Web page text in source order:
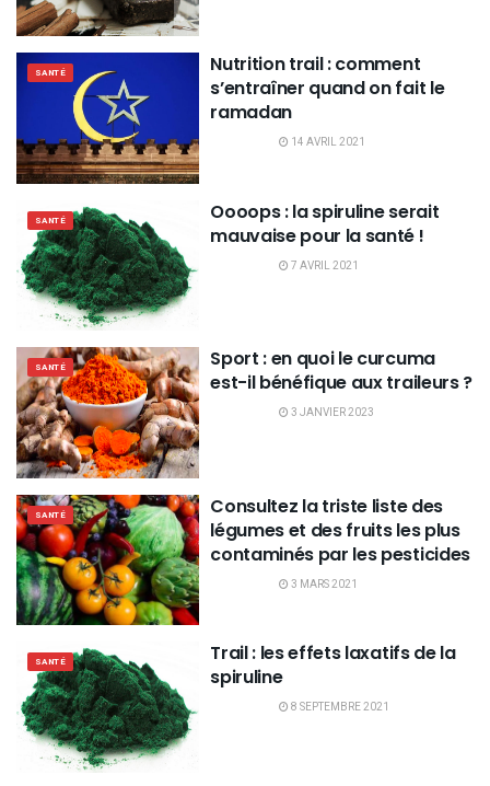
SANTÉ
Nutrition trail : comment
s’entraîner quand on fait le
ramadan
14 AVRIL 2021
SANTÉ
Oooops : la spiruline serait
mauvaise pour la santé !
7 AVRIL 2021
SANTÉ
Sport : en quoi le curcuma
est-il bénéfique aux traileurs ?
3 JANVIER 2023
SANTÉ
Consultez la triste liste des
légumes et des fruits les plus
contaminés par les pesticides
3 MARS 2021
SANTÉ
Trail : les effets laxatifs de la
spiruline
8 SEPTEMBRE 2021